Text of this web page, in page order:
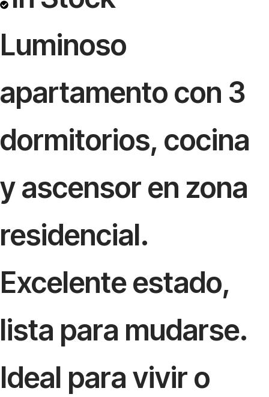
Luminoso
apartamento con 3
dormitorios, cocina
y ascensor en zona
residencial.
Excelente estado,
lista para mudarse.
Ideal para vivir o